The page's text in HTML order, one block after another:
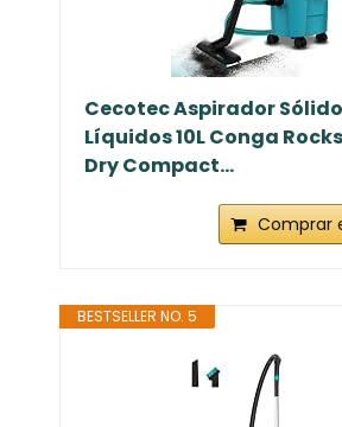
Cecotec Aspirador
Líquidos 10L Conga
Dry Compact...
Comprar
BESTSELLER NO. 5